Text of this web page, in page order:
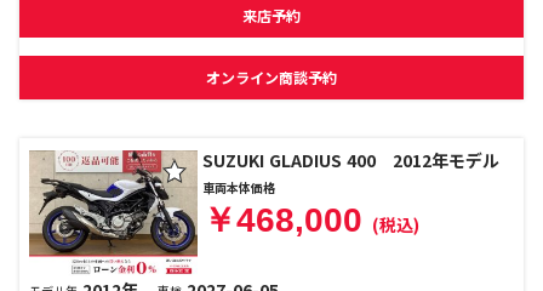
来店予約
オンライン商談予約
SUZUKI GLADIUS 400 2012年モデル
車両本体価格
￥468,000 (税込)